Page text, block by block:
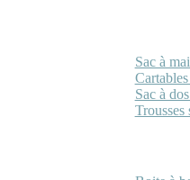
Sac à
Sac à
Trousses